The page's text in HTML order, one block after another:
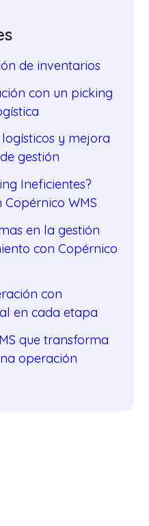
de inventarios
con un picking
y mejora
gestión
Ineficientes?
WMS
en la gestión
con Copérnico
con
en cada etapa
que transforma
operación